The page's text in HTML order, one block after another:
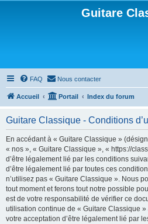
Guitare
FAQ Nous contacter
Accueil Portail Index du forum
Guitare Classique - Conditions
En accédant à « Guitare Classique »
« nos », « Guitare Classique », « https://
d’être légalement lié par les conditions
d’être légalement lié par toutes ces
n’utilisez pas « Guitare Classique ». Nous
tout moment et ferons tout notre possible
est de votre responsabilité de vérifier ce
utilisation continue de « Guitare Classique
votre acceptation d’être légalement lié par